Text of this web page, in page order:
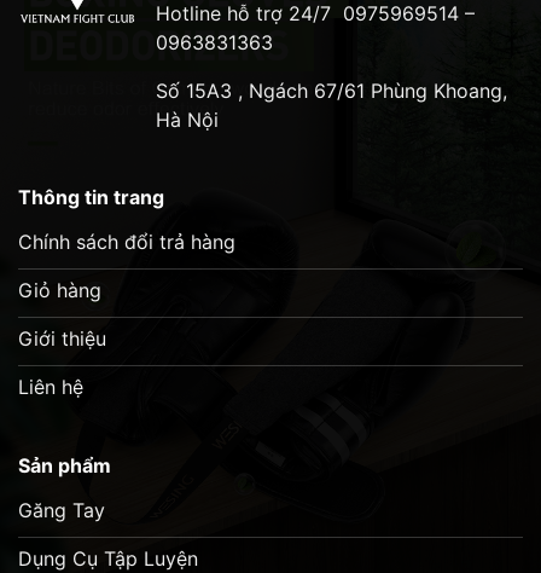
Hotline hỗ trợ 24/7 0975969514 –
0963831363
Số 15A3 , Ngách 67/61 Phùng Khoang,
Hà Nội
Thông tin trang
Chính sách đổi trả hàng
Giỏ hàng
Giới thiệu
Liên hệ
Sản phẩm
Găng Tay
Dụng Cụ Tập Luyện